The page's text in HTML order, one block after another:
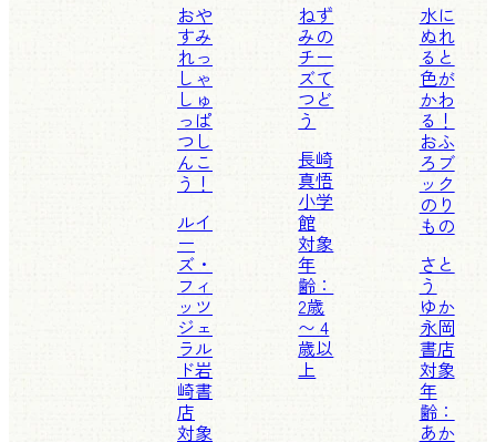
おや
すみ
れっ
しゃ
しゅ
っぱ
つし
んこ
う！
ルイ
ー
ズ・
フィ
ッツ
ジェ
ラル
ド岩
崎書
店
対象
ねず
みの
チー
ズて
つど
う
長崎
真悟
小学
館
対象
年
齢：
2歳
〜 4
歳以
上
水に
ぬれ
ると
色が
かわ
る！
おふ
ろブ
ック
のり
もの
さと
う
ゆか
永岡
書店
対象
年
齢：
あか